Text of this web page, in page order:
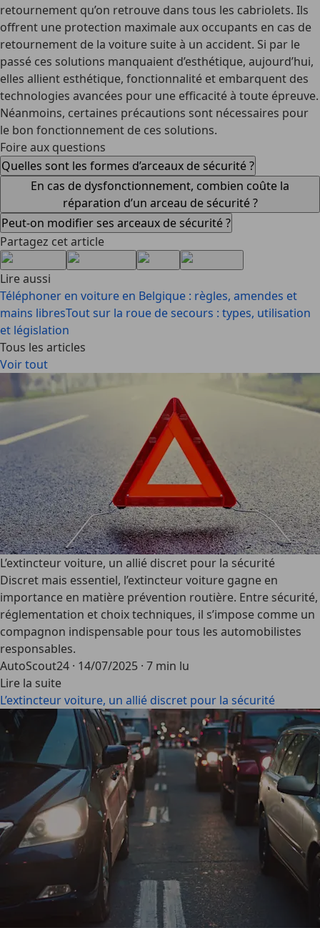
retournement qu’on retrouve dans tous les cabriolets. Ils
offrent une protection maximale aux occupants en cas de
retournement de la voiture suite à un accident. Si par le
passé ces solutions manquaient d’esthétique, aujourd’hui,
elles allient esthétique, fonctionnalité et embarquent des
technologies avancées pour une efficacité à toute épreuve.
Néanmoins, certaines précautions sont nécessaires pour
le bon fonctionnement de ces solutions.
Foire aux questions
Quelles sont les formes d’arceaux de sécurité ?
En cas de dysfonctionnement, combien coûte la
réparation d’un arceau de sécurité ?
Peut-on modifier ses arceaux de sécurité ?
Partagez cet article
Lire aussi
Téléphoner en voiture en Belgique : règles, amendes et
mains libresTout sur la roue de secours : types, utilisation
et législation
Tous les articles
Voir tout
L’extincteur voiture, un allié discret pour la sécurité
Discret mais essentiel, l’extincteur voiture gagne en
importance en matière prévention routière. Entre sécurité,
réglementation et choix techniques, il s’impose comme un
compagnon indispensable pour tous les automobilistes
responsables.
AutoScout24 · 14/07/2025 · 7 min lu
Lire la suite
L’extincteur voiture, un allié discret pour la sécurité